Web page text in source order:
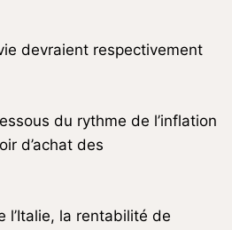
devraient respectivement
du rythme de l’inflation
d’achat des
l’Italie, la rentabilité de